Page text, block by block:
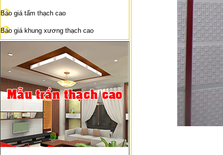
Báo giá tấm thạch cao
Báo giá khung xương thạch cao